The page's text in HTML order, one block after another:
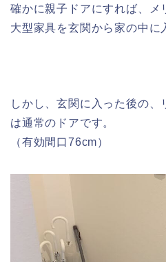
確かに親子ドアにすれば、メ
大型家具を玄関から家の中に
しかし、玄関に入った後の、
は通常のドアです。
（有効間口76cm）